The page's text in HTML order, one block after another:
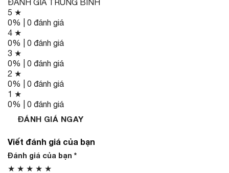
ĐÁNH GIÁ TRUNG BÌNH
5 ★
0% | 0 đánh giá
4 ★
0% | 0 đánh giá
3 ★
0% | 0 đánh giá
2 ★
0% | 0 đánh giá
1 ★
0% | 0 đánh giá
ĐÁNH GIÁ NGAY
Viết đánh giá của bạn
Đánh giá của bạn *
★ ★ ★ ★ ★